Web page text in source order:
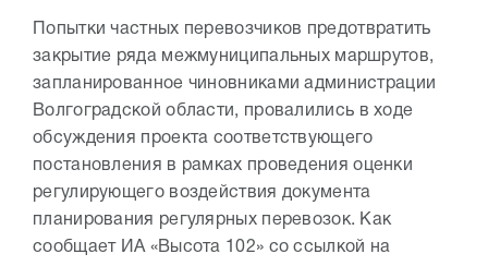
Попытки частных перевозчиков предотвратить
закрытие ряда межмуниципальных маршрутов,
запланированное чиновниками администрации
Волгоградской области, провалились в ходе
обсуждения проекта соответствующего
постановления в рамках проведения оценки
регулирующего воздействия документа
планирования регулярных перевозок. Как
сообщает ИА «Высота 102» со ссылкой на